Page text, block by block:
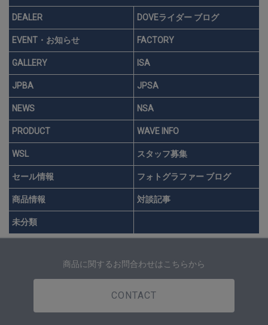
DEALER DOVEライダー ブログ
EVENT・お知らせ FACTORY
GALLERY ISA
JPBA JPSA
NEWS NSA
PRODUCT WAVE INFO
WSL スタッフ募集
セール情報 フォトグラファー ブログ
商品情報 対談記事
未分類
商品に関するお問合わせはこちらから
CONTACT